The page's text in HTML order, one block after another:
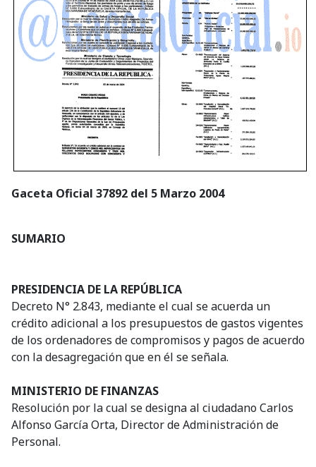
Gaceta Oficial 37892 del 5 Marzo 2004
SUMARIO
PRESIDENCIA DE LA REPÚBLICA
Decreto N° 2.843, mediante el cual se acuerda un
crédito adicional a los presupuestos de gastos vigentes
de los ordenadores de compromisos y pagos de acuerdo
con la desagregación que en él se señala.
MINISTERIO DE FINANZAS
Resolución por la cual se designa al ciudadano Carlos
Alfonso García Orta, Director de Administración de
Personal.